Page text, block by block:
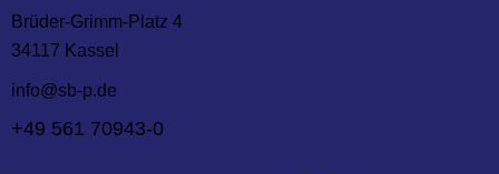
Brüder-Grimm-Platz 4
34117 Kassel
info@sb-p.de
+49 561 70943-0